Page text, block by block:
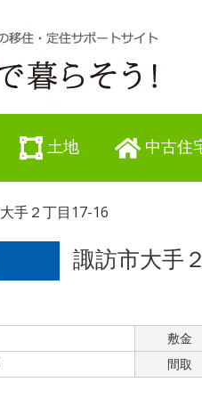
土地 中古住
手２丁目17-16
諏訪市大手
敷金
間取